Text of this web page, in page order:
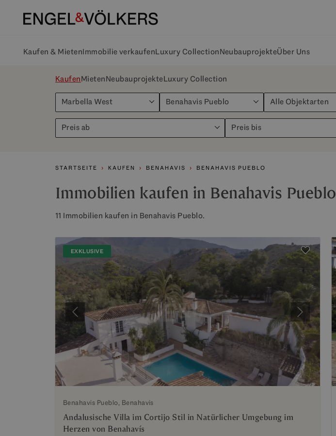
Kaufen & MietenImmobilie verkaufenLuxury CollectionNeubauprojekteÜber Uns
KaufenMietenNeubauprojekteLuxury Collection
Marbella West Benahavis Pueblo Alle Objektarten
Preis ab Preis bis
STARTSEITE KAUFEN BENAHAVIS BENAHAVIS PUEBLO
Immobilien kaufen in Benahavis Pueblo
11 Immobilien kaufen in Benahavis Pueblo.
EXKLUSIVE
Vorherige Weiter
Benahavis Pueblo, Benahavis
Andalusische Villa im Cortijo Stil in Natürlicher Umgebung im
Herzen von Benahavís